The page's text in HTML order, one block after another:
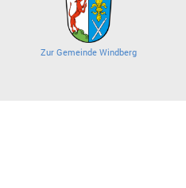
Zur Gemeinde Windberg